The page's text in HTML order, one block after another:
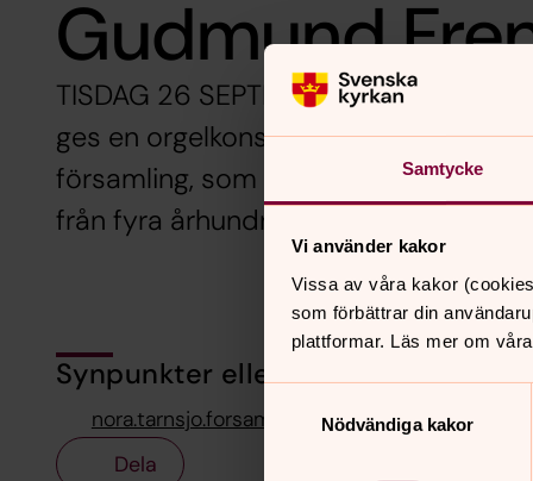
Samtycke
Vi använder kakor
Vissa av våra kakor
som förbättrar din
plattformar. Läs mer om
Nödvändiga kakor
Gudmund
TISDAG 26 SEPTEMBER 19.00 i Nora
ges en orgelkonsert med Gudmund
församling, som spelar svensk
från fyra århundraden på orgeln i
Synpunkter eller frågor på sidans
nora.tarnsjo.forsamling@svenskakyrkan.se
Dela